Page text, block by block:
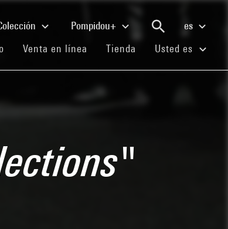
Pompidou+
es
(current)
Venta en línea (current)
Tienda (current)
Usted es